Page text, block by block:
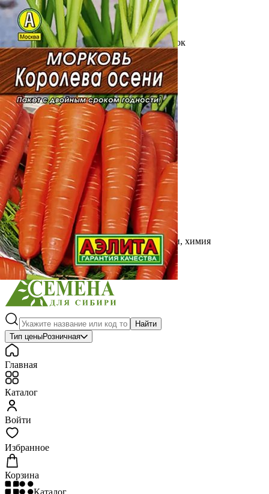
Выберите город
Обратный звонокЗаказать обратный звонок
Каталог
Семена
Грунты
Газонные травы, сидераты
Горшки, рассадники, аксессуары
Посадочный материал
Садовый инструмент, инвентарь
Консервирование
Средства защиты, удобрения, добавки, химия
Обустройство сада, декор
Найти
Тип ценыРозничная
Главная
Каталог
Войти
Избранное
Корзина